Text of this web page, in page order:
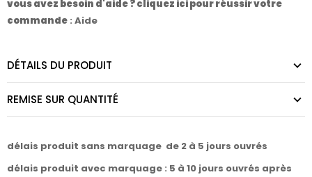
vous avez besoin d'aide ? cliquez ici pour réussir votre
commande : Aide
DÉTAILS DU PRODUIT
REMISE SUR QUANTITÉ
délais produit sans marquage de 2 à 5 jours ouvrés
délais produit avec marquage : 5 à 10 jours ouvrés après